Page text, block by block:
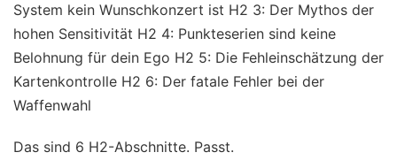
System kein Wunschkonzert ist H2 3: Der Mythos der
hohen Sensitivität H2 4: Punkteserien sind keine
Belohnung für dein Ego H2 5: Die Fehleinschätzung der
Kartenkontrolle H2 6: Der fatale Fehler bei der
Waffenwahl
Das sind 6 H2-Abschnitte. Passt.